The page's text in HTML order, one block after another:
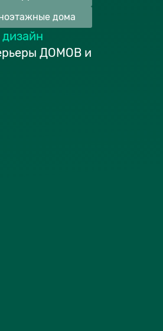
дома
дизайн
ДОМОВ и